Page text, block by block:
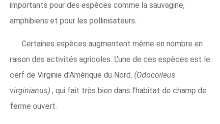
importants pour des espèces comme la sauvagine,
amphibiens et pour les pollinisateurs.
Certaines espèces augmentent même en nombre en
raison des activités agricoles. L'une de ces espèces est le
cerf de Virginie d'Amérique du Nord. (Odocoileus
virginianus) , qui fait très bien dans l'habitat de champ de
ferme ouvert.